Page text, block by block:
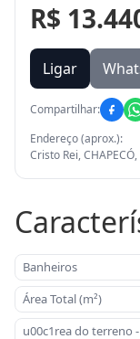
R$
Ligar
Compartilhar:
Endereço (aprox.):
Cristo Rei, CHAPECÓ,
Banheiros
Área Total (m²)
u00c1rea do terreno -